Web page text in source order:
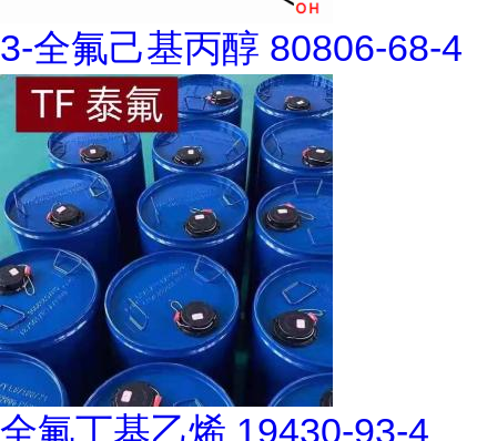
3-全氟己基丙醇 80806-68-4
全氟丁基乙烯 19430-93-4